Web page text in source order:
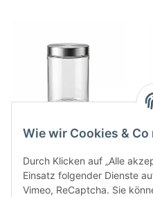
Wie wir Cookies & Co
Durch Klicken auf „Alle
Einsatz folgender Dienste
Vimeo, ReCaptcha. Sie
Vorratsbehälter Glas -
1250 ml - TUBE -
Preise nach Anmeldung
sichtbar